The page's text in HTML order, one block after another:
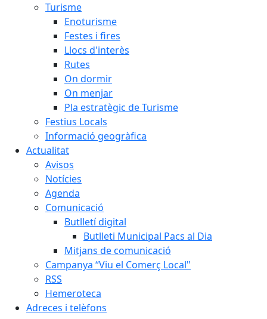
Turisme
Enoturisme
Festes i fires
Llocs d'interès
Rutes
On dormir
On menjar
Pla estratègic de Turisme
Festius Locals
Informació geogràfica
Actualitat
Avisos
Notícies
Agenda
Comunicació
Butlletí digital
Butlleti Municipal Pacs al Dia
Mitjans de comunicació
Campanya “Viu el Comerç Local"
RSS
Hemeroteca
Adreces i telèfons